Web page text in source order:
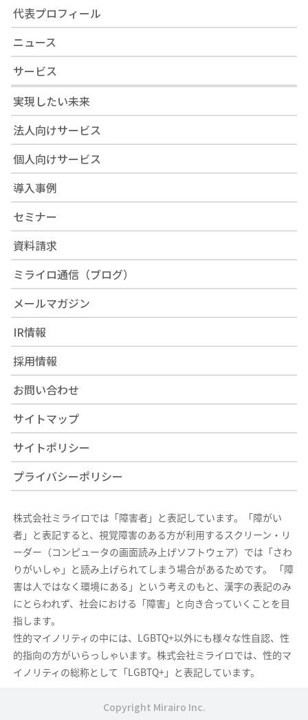
代表プロフィール
ニュース
サービス
実現したい未来
法人向けサービス
個人向けサービス
導入事例
セミナー
資料請求
ミライロ通信（ブログ）
メールマガジン
IR情報
採用情報
お問い合わせ
サイトマップ
サイトポリシー
プライバシーポリシー
株式会社ミライロでは「障害者」と表記しています。「障がい
者」と表記すると、視覚障害のある方が利用するスクリーン・リ
ーダー（コンピュータの画面読み上げソフトウェア）では「さわ
りがいしゃ」と読み上げられてしまう場合があるためです。 「障
害は人ではなく環境にある」という考えのもと、漢字の表記のみ
にとらわれず、社会における「障害」と向き合っていくことを目
指します。
性的マイノリティの中には、LGBTQ+以外にも様々な性自認、性
的指向の方がいらっしゃいます。株式会社ミライロでは、性的マ
イノリティの総称として「LGBTQ+」と表記しています。
Copyright Mirairo Inc.